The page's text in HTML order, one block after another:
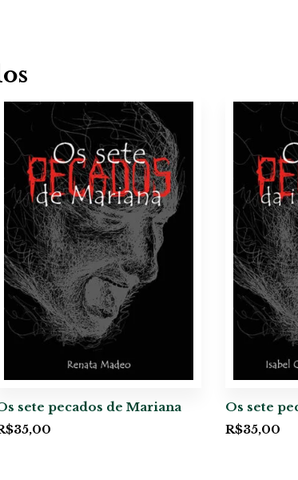
sete pecados de Mariana
35,00
Os sete
R$35,00